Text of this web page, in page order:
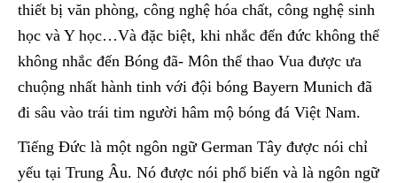
thiết bị văn phòng, công nghệ hóa chất, công nghệ sinh
học và Y học…Và đặc biệt, khi nhắc đến đức không thể
không nhắc đến Bóng đã- Môn thể thao Vua được ưa
chuộng nhất hành tinh với đội bóng Bayern Munich đã
đi sâu vào trái tim người hâm mộ bóng đá Việt Nam.
Tiếng Đức là một ngôn ngữ German Tây được nói chỉ
yếu tại Trung Âu. Nó được nói phổ biến và là ngôn ngữ